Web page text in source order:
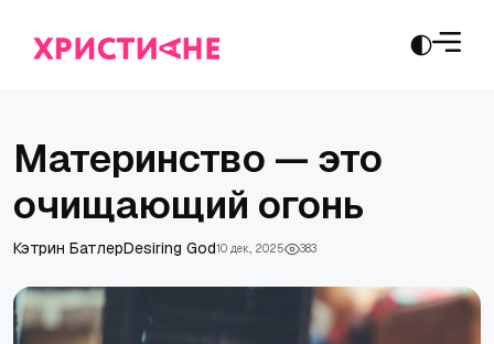
Материнство — это
очищающий огонь
Кэтрин БатлерDesiring God10 дек., 2025 383